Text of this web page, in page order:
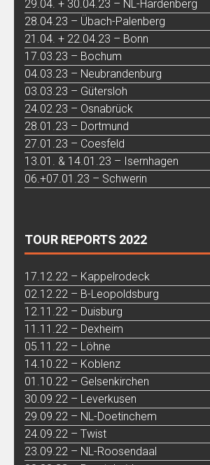
29.04. + 30.04.23 – NL-Hardenberg
28.04.23 – Übach-Palenberg
21.04. + 22.04.23 – Bonn
17.03.23 – Bochum
04.03.23 – Neubrandenburg
03.03.23 – Gütersloh
24.02.23 – Osnabrück
28.01.23 – Dortmund
27.01.23 – Coesfeld
13.01. & 14.01.23 – Isernhagen
06.+07.01.23 – Schwerin
TOUR REPORTS 2022
17.12.22 – Kappelrodeck
02.12.22 – B-Leopoldsburg
12.11.22 – Duisburg
11.11.22 – Dexheim
05.11.22 – Löhne
14.10.22 – Koblenz
01.10.22 – Gelsenkirchen
30.09.22 – Leverkusen
29.09.22 – NL-Doetinchem
24.09.22 – Twist
23.09.22 – NL-Roosendaal